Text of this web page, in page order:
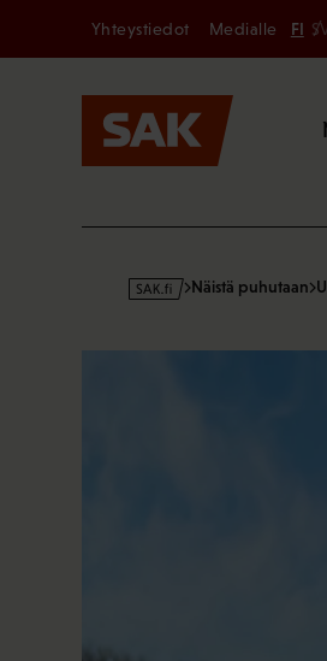
Yhteystiedot Medialle FI
s
Näistä puhutaan